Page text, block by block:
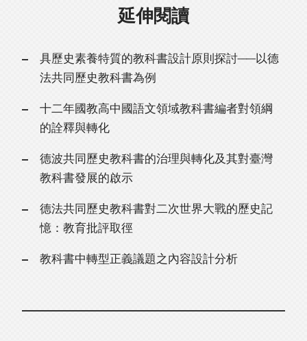
延伸閱讀
具歷史素養特質的教科書設計原則探討──以德
法共同歷史教科書為例
十二年國教高中國語文領域教科書編者對領綱
的詮釋與轉化
德波共同歷史教科書的治理與轉化及其對臺灣
教科書發展的啟示
德法共同歷史教科書對二次世界大戰的歷史記
憶：教育批評取徑
教科書中轉型正義議題之內容設計分析